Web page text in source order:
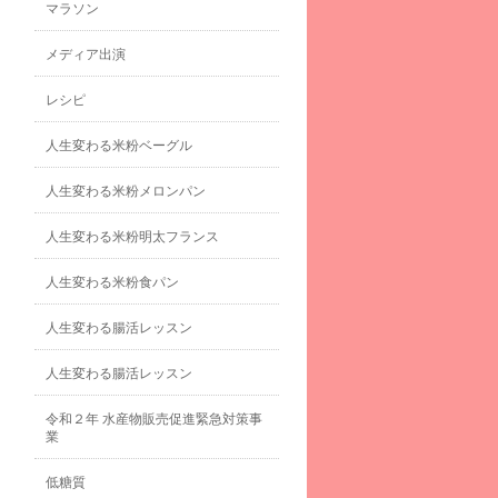
マラソン
メディア出演
レシピ
人生変わる米粉ベーグル
人生変わる米粉メロンパン
人生変わる米粉明太フランス
人生変わる米粉食パン
人生変わる腸活レッスン
人生変わる腸活レッスン
令和２年 水産物販売促進緊急対策事
業
低糖質